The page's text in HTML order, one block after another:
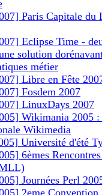
Paris Capitale du
Eclipse Time -
solution
métier
Libre en Fête
Fosdem 2007
LinuxDays 2007
Wikimania 2005 :
Wikimedia
Université d'été
6èmes
Journées Perl
2eme Convention